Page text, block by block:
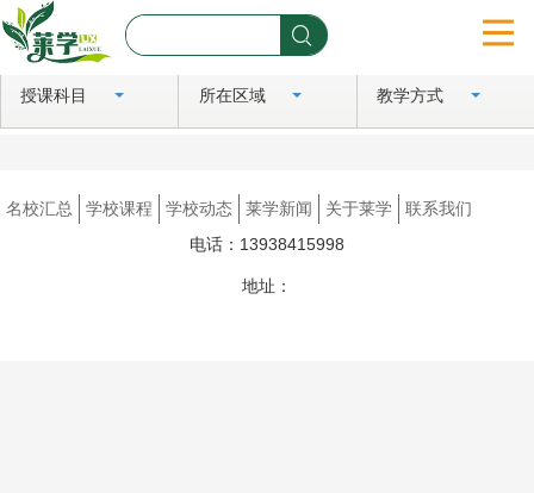
首页
学校课程
授课科目 所在区域 教学方式
名校汇总 学校课程 学校动态 莱学新闻 关于莱学
联系我们
电话：13938415998
地址：